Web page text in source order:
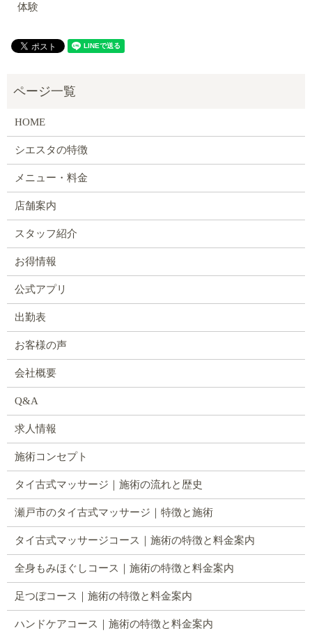
体験
HOME
シエスタの特徴
メニュー・料金
店舗案内
スタッフ紹介
お得情報
公式アプリ
出勤表
お客様の声
会社概要
Q&A
求人情報
施術コンセプト
タイ古式マッサージ｜施術の流れと歴史
瀬戸市のタイ古式マッサージ｜特徴と施術
タイ古式マッサージコース｜施術の特徴と料金案内
全身もみほぐしコース｜施術の特徴と料金案内
足つぼコース｜施術の特徴と料金案内
ハンドケアコース｜施術の特徴と料金案内